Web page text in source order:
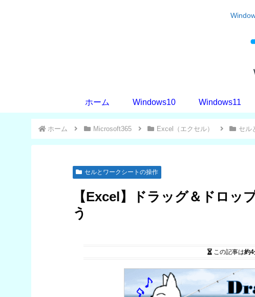
ホーム Windows10 Windows11
ホーム Microsoft365 Excel（エクセル） セル
セルとワークシートの操作
【Excel】ドラッグ＆ドロッ
う
この記事は約4